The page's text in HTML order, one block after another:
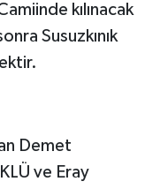
kılınacak
Susuzkınık
Demet
ve Eray